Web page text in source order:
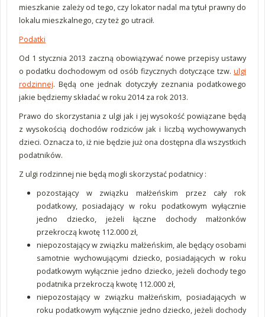
mieszkanie zależy od tego, czy lokator nadal ma tytuł prawny do
lokalu mieszkalnego, czy też go utracił.
Podatki
Od 1 stycznia 2013 zaczną obowiązywać nowe przepisy ustawy
o podatku dochodowym od osób fizycznych dotyczące tzw. ulgi
rodzinnej. Będą one jednak dotyczyły zeznania podatkowego
jakie będziemy składać w roku 2014 za rok 2013.
Prawo do skorzystania z ulgi jak i jej wysokość powiązane będą
z wysokością dochodów rodziców jak i liczbą wychowywanych
dzieci. Oznacza to, iż nie będzie już ona dostępna dla wszystkich
podatników.
Z ulgi rodzinnej nie będą mogli skorzystać podatnicy :
pozostający w związku małżeńskim przez cały rok
podatkowy, posiadający w roku podatkowym wyłącznie
jedno dziecko, jeżeli łączne dochody małżonków
przekroczą kwotę 112.000 zł,
niepozostający w związku małżeńskim, ale będący osobami
samotnie wychowującymi dziecko, posiadających w roku
podatkowym wyłącznie jedno dziecko, jeżeli dochody tego
podatnika przekroczą kwotę 112.000 zł,
niepozostający w związku małżeńskim, posiadających w
roku podatkowym wyłącznie jedno dziecko, jeżeli dochody